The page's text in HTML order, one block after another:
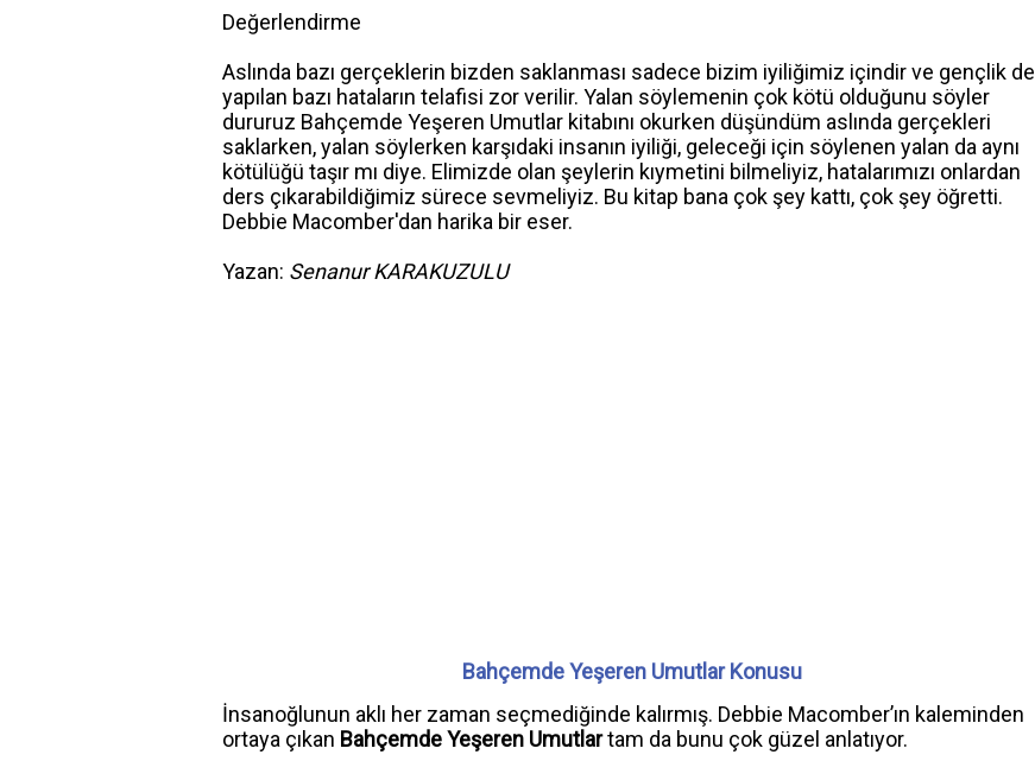
Değerlendirme
Aslında bazı gerçeklerin bizden saklanması sadece bizim iyiliğimiz içindir ve gençlik de
yapılan bazı hataların telafisi zor verilir. Yalan söylemenin çok kötü olduğunu söyler
dururuz Bahçemde Yeşeren Umutlar kitabını okurken düşündüm aslında gerçekleri
saklarken, yalan söylerken karşıdaki insanın iyiliği, geleceği için söylenen yalan da aynı
kötülüğü taşır mı diye. Elimizde olan şeylerin kıymetini bilmeliyiz, hatalarımızı onlardan
ders çıkarabildiğimiz sürece sevmeliyiz. Bu kitap bana çok şey kattı, çok şey öğretti.
Debbie Macomber'dan harika bir eser.
Yazan: Senanur KARAKUZULU
Bahçemde Yeşeren Umutlar Konusu
İnsanoğlunun aklı her zaman seçmediğinde kalırmış. Debbie Macomber’ın kaleminden
ortaya çıkan Bahçemde Yeşeren Umutlartam da bunu çok güzel anlatıyor.